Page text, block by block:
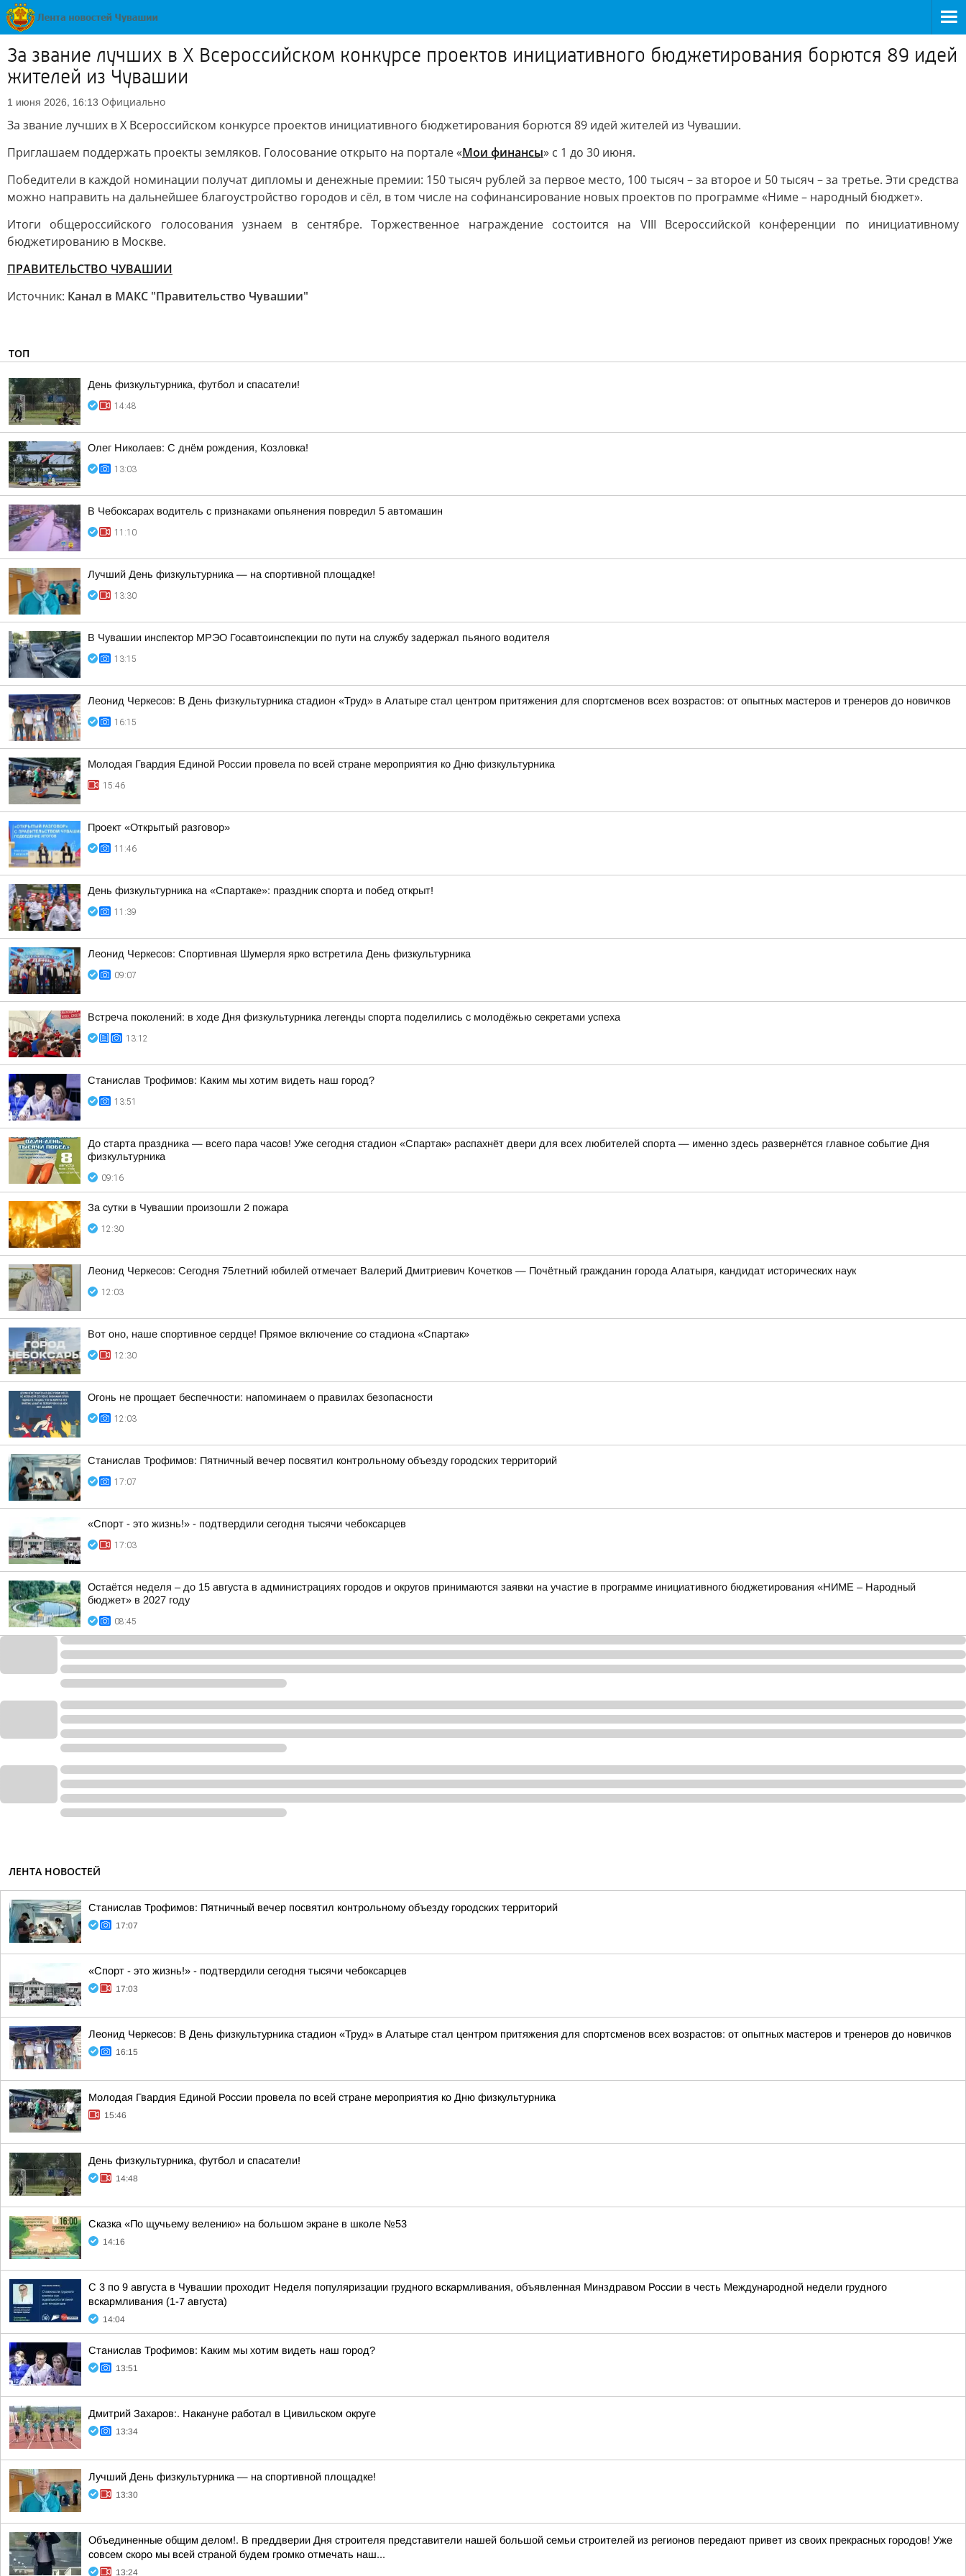
За звание лучших в X Всероссийском конкурсе проектов инициативного бюджетирования борются 89 идей
жителей из Чувашии
1 июня 2026, 16:13 Официально
За звание лучших в X Всероссийском конкурсе проектов инициативного бюджетирования борются 89 идей жителей из Чувашии.
Приглашаем поддержать проекты земляков. Голосование открыто на портале «Мои финансы» с 1 до 30 июня.
Победители в каждой номинации получат дипломы и денежные премии: 150 тысяч рублей за первое место, 100 тысяч – за второе и 50 тысяч – за третье. Эти средства
можно направить на дальнейшее благоустройство городов и сёл, в том числе на софинансирование новых проектов по программе «Ниме – народный бюджет».
Итоги общероссийского голосования узнаем в сентябре. Торжественное награждение состоится на VIII Всероссийской конференции по инициативному
бюджетированию в Москве.
ПРАВИТЕЛЬСТВО ЧУВАШИИ
Источник: Канал в МАКС "Правительство Чувашии"
ТОП
День физкультурника, футбол и спасатели!
14:48
Олег Николаев: С днём рождения, Козловка!
13:03
В Чебоксарах водитель с признаками опьянения повредил 5 автомашин
11:10
Лучший День физкультурника — на спортивной площадке!
13:30
В Чувашии инспектор МРЭО Госавтоинспекции по пути на службу задержал пьяного водителя
13:15
Леонид Черкесов: В День физкультурника стадион «Труд» в Алатыре стал центром притяжения для спортсменов всех возрастов: от опытных мастеров и тренеров до новичков
16:15
Молодая Гвардия Единой России провела по всей стране мероприятия ко Дню физкультурника
15:46
Проект «Открытый разговор»
11:46
День физкультурника на «Спартаке»: праздник спорта и побед открыт!
11:39
Леонид Черкесов: Спортивная Шумерля ярко встретила День физкультурника
09:07
Встреча поколений: в ходе Дня физкультурника легенды спорта поделились с молодёжью секретами успеха
13:12
Станислав Трофимов: Каким мы хотим видеть наш город?
13:51
До старта праздника — всего пара часов! Уже сегодня стадион «Спартак» распахнёт двери для всех любителей спорта — именно здесь развернётся главное событие Дня
физкультурника
09:16
За сутки в Чувашии произошли 2 пожара
12:30
Леонид Черкесов: Сегодня 75летний юбилей отмечает Валерий Дмитриевич Кочетков — Почётный гражданин города Алатыря, кандидат исторических наук
12:03
Вот оно, наше спортивное сердце! Прямое включение со стадиона «Спартак»
12:30
Огонь не прощает беспечности: напоминаем о правилах безопасности
12:03
Станислав Трофимов: Пятничный вечер посвятил контрольному объезду городских территорий
17:07
«Спорт - это жизнь!» - подтвердили сегодня тысячи чебоксарцев
17:03
Остаётся неделя – до 15 августа в администрациях городов и округов принимаются заявки на участие в программе инициативного бюджетирования «НИМЕ – Народный
бюджет» в 2027 году
08:45
ЛЕНТА НОВОСТЕЙ
Станислав Трофимов: Пятничный вечер посвятил контрольному объезду городских территорий
17:07
«Спорт - это жизнь!» - подтвердили сегодня тысячи чебоксарцев
17:03
Леонид Черкесов: В День физкультурника стадион «Труд» в Алатыре стал центром притяжения для спортсменов всех возрастов: от опытных мастеров и тренеров до новичков
16:15
Молодая Гвардия Единой России провела по всей стране мероприятия ко Дню физкультурника
15:46
День физкультурника, футбол и спасатели!
14:48
Сказка «По щучьему велению» на большом экране в школе №53
14:16
С 3 по 9 августа в Чувашии проходит Неделя популяризации грудного вскармливания, объявленная Минздравом России в честь Международной недели грудного
вскармливания (1-7 августа)
14:04
Станислав Трофимов: Каким мы хотим видеть наш город?
13:51
Дмитрий Захаров:. Накануне работал в Цивильском округе
13:34
Лучший День физкультурника — на спортивной площадке!
13:30
Объединенные общим делом!. В преддверии Дня строителя представители нашей большой семьи строителей из регионов передают привет из своих прекрасных городов! Уже
совсем скоро мы всей страной будем громко отмечать наш...
13:24